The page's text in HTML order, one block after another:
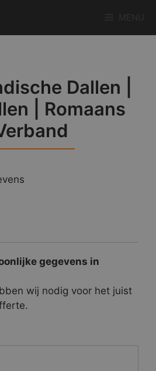
Dallen |
| Romaans
gegevens in
wij nodig voor het juist